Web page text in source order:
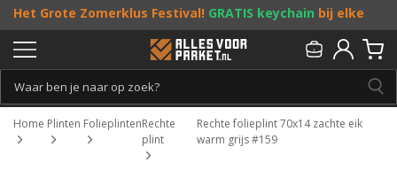
Het Grote Zomerklus Festival! GRATIS keychain bij elke
bestelling vanaf €25, entoffe acties! Doe je mee?
Persoonlijk & gratis advies:013 - 207 00 01
Home Plinten FolieplintenRechte
plint
Rechte folieplint 70x14 zachte eik
warm grijs #159